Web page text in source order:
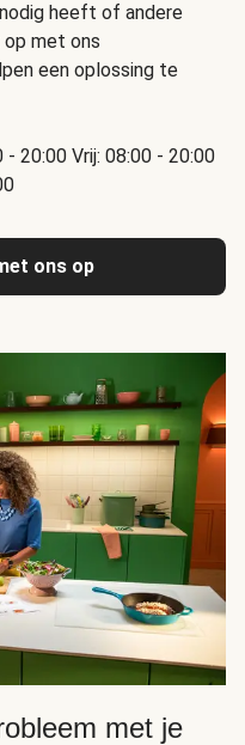
heeft of andere
met ons
een oplossing te
- 20:00 Vrij: 08:00 - 20:00
ons op
met je